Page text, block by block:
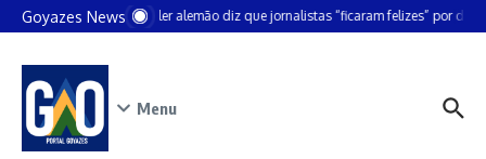
Ir para o conteúdo
Goyazes NewsChanceler alemão diz que jornalistas “ficaram felizes” por
Menu